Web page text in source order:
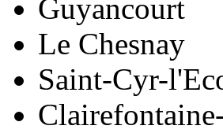
Guyancourt
Le Chesnay
Saint-Cyr-